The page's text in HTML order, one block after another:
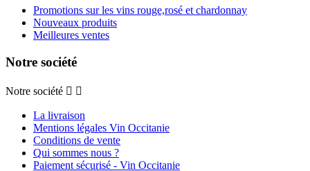
Promotions sur les vins rouge,rosé et chardonnay
Nouveaux produits
Meilleures ventes
Notre société
Notre société  
La livraison
Mentions légales Vin Occitanie
Conditions de vente
Qui sommes nous ?
Paiement sécurisé - Vin Occitanie